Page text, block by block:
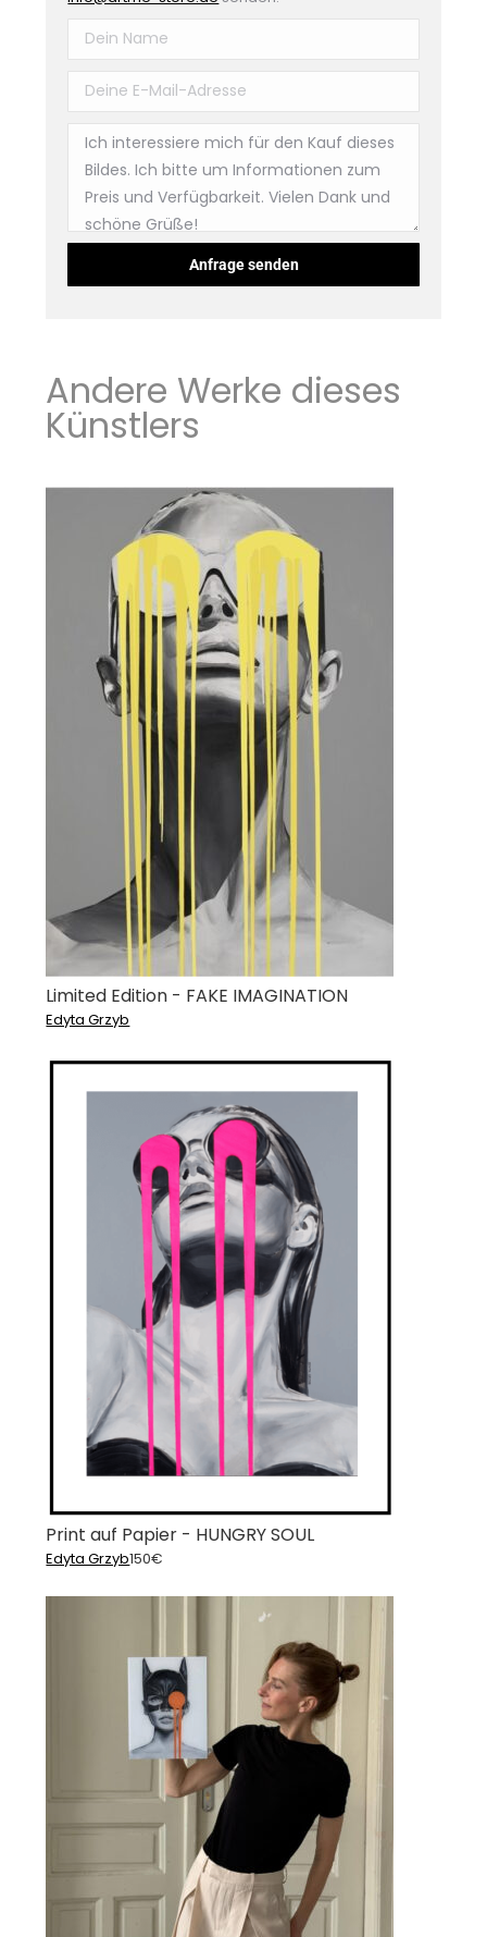
Andere Werke dieses
Künstlers
Limited Edition - FAKE IMAGINATION
Edyta Grzyb
Print auf Papier - HUNGRY SOUL
Edyta Grzyb150€